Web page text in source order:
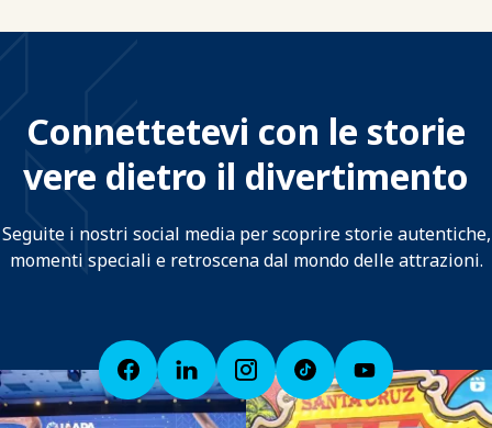
Connettetevi con le storie
vere dietro il divertimento
Seguite i nostri social media per scoprire storie autentiche,
momenti speciali e retroscena dal mondo delle attrazioni.